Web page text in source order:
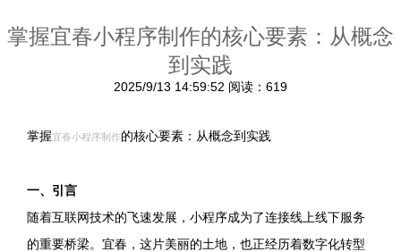
掌握宜春小程序制作的核心要素：从概念
到实践
2025/9/13 14:59:52 阅读：619
掌握宜春小程序制作的核心要素：从概念到实践
一、引言
随着互联网技术的飞速发展，小程序成为了连接线上线下服务
的重要桥梁。宜春，这片美丽的土地，也正经历着数字化转型